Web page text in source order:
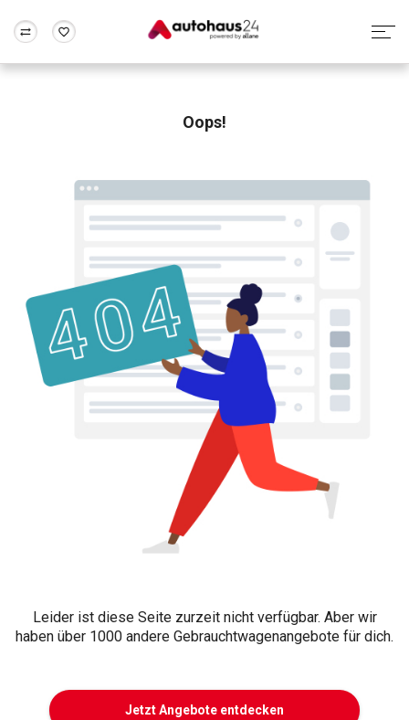
Rund um die Inzahlungnahme
Oops!
Leider ist diese Seite zurzeit nicht verfügbar. Aber wir
haben über 1000 andere Gebrauchtwagenangebote für dich.
Jetzt Angebote entdecken